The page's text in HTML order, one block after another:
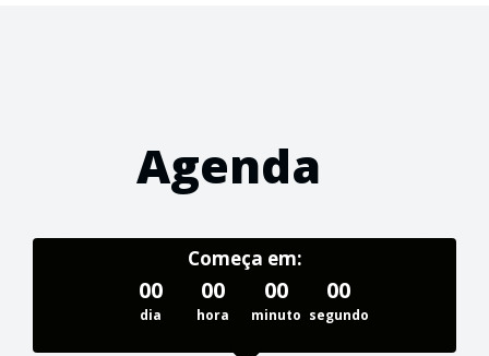
Agenda
Começa em:
00
dia
00
hora
00
minuto
00
segundo